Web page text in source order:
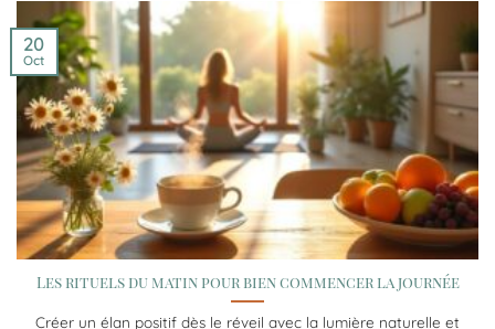
Les rituels du matin pour bien commencer la journée
Créer un élan positif dès le réveil avec la lumière naturelle et
20
Oct